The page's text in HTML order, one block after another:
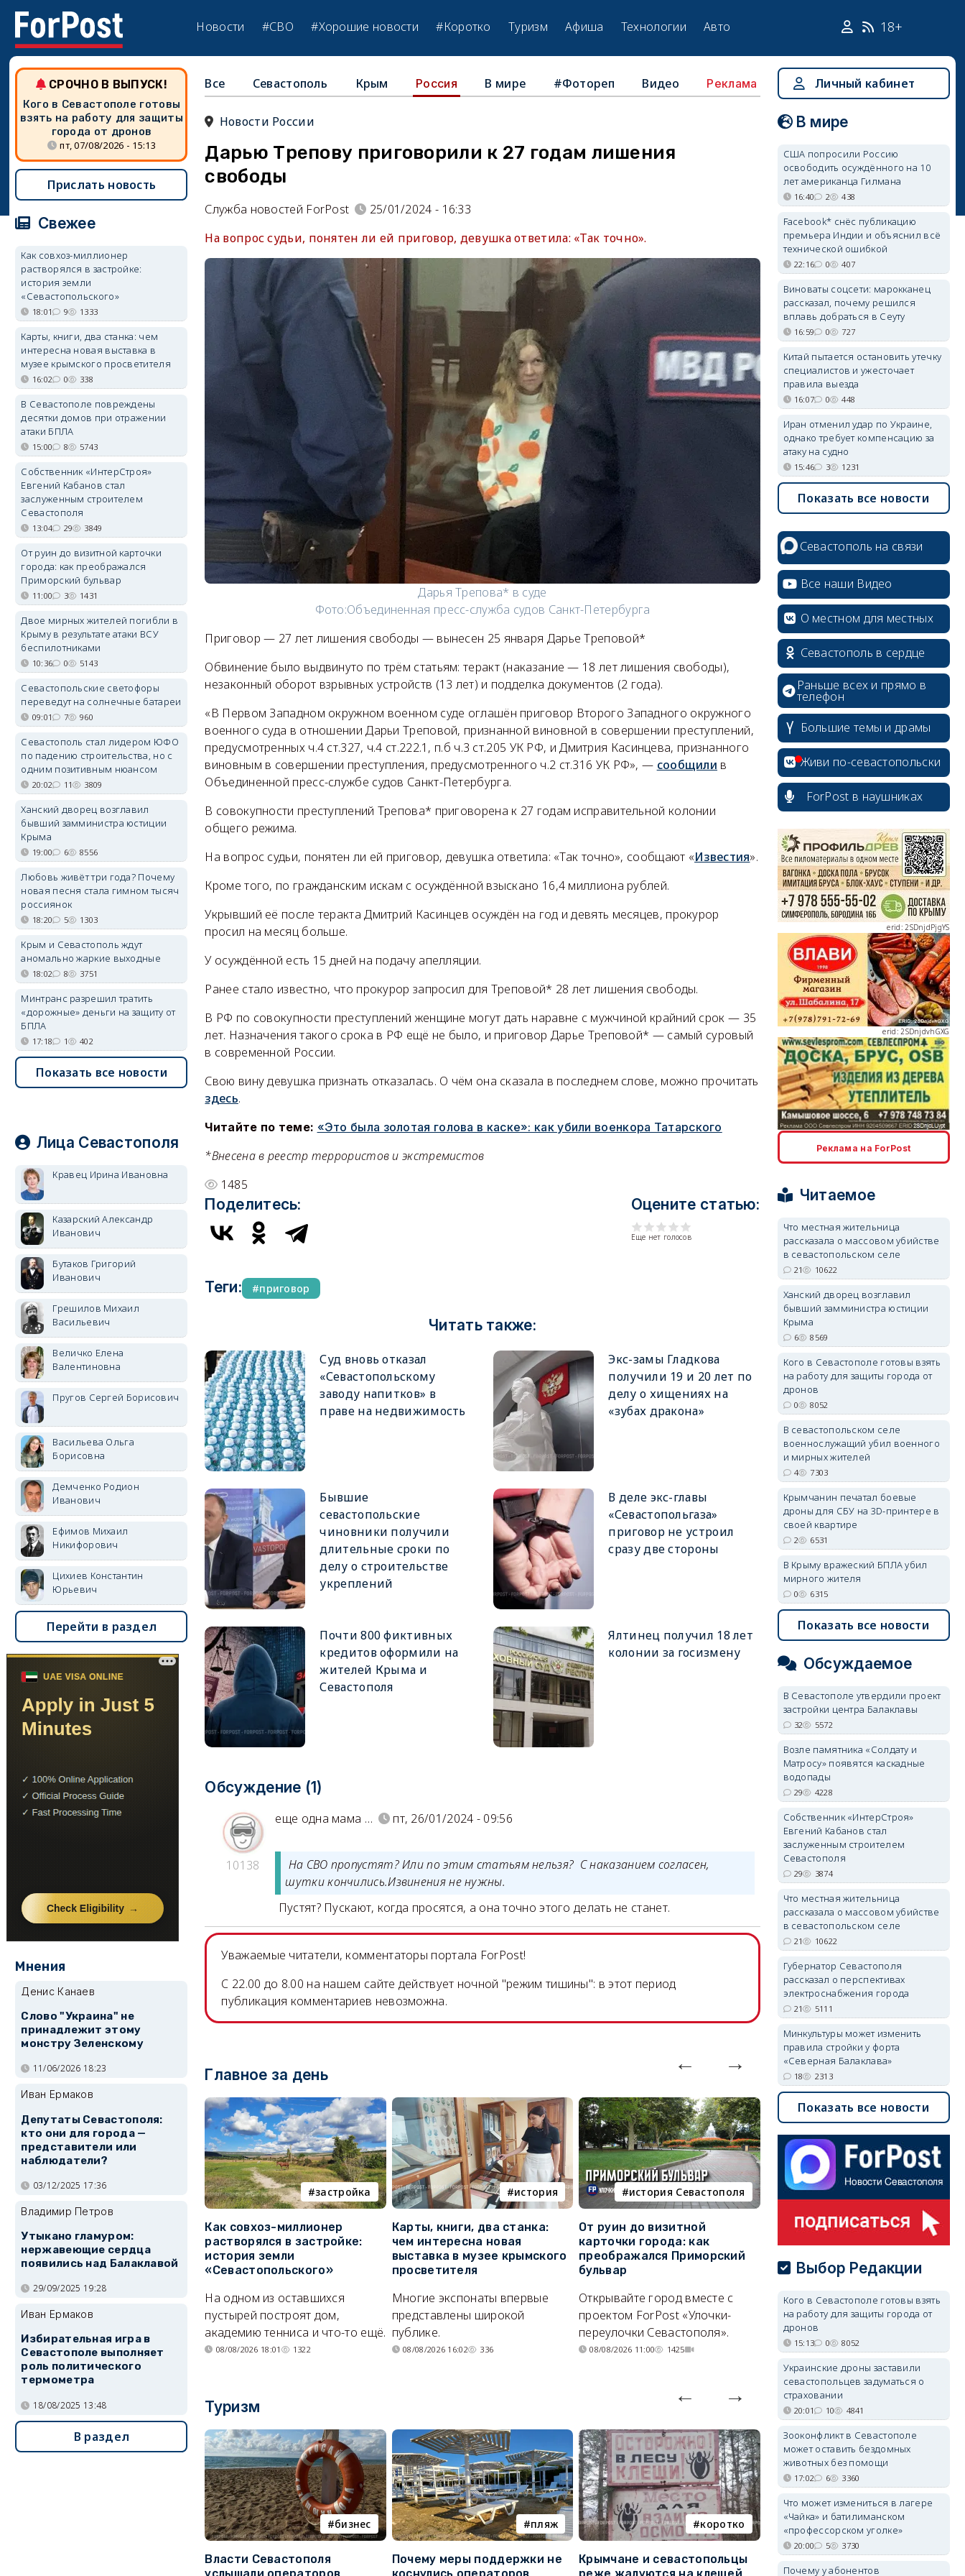
Новости #СВО #Хорошие новости #Коротко Туризм Афиша Технологии Авто 18+
Все Севастополь Крым Россия В мире #Фотореп Видео Реклама
Новости России
Дарью Трепову приговорили к 27 годам лишения
свободы
Служба новостей ForPost
25/01/2024 - 16:33
На вопрос судьи, понятен ли ей приговор, девушка ответила: «Так точно».
Дарья Трепова* в суде
Фото:Объединенная пресс-служба судов Санкт-Петербурга
Приговор — 27 лет лишения свободы — вынесен 25 января Дарье Треповой*
Обвинение было выдвинуто по трём статьям: теракт (наказание — 18 лет лишения свободы),
незаконный оборот взрывных устройств (13 лет) и подделка документов (2 года).
«В Первом Западном окружном военном суде оглашён приговор Второго Западного окружного
военного суда в отношении Дарьи Треповой, признанной виновной в совершении преступлений,
предусмотренных ч.4 ст.327, ч.4 ст.222.1, п.б ч.3 ст.205 УК РФ, и Дмитрия Касинцева, признанного
виновным в совершении преступления, предусмотренного ч.2 ст.316 УК РФ», — сообщили в
Объединенной пресс-службе судов Санкт-Петербурга.
В совокупности преступлений Трепова* приговорена к 27 годам исправительной колонии
общего режима.
На вопрос судьи, понятен ли ей приговор, девушка ответила: «Так точно», сообщают «Известия».
Кроме того, по гражданским искам с осуждённой взыскано 16,4 миллиона рублей.
Укрывший её после теракта Дмитрий Касинцев осуждён на год и девять месяцев, прокурор
просил на месяц больше.
У осуждённой есть 15 дней на подачу апелляции.
Ранее стало известно, что прокурор запросил для Треповой* 28 лет лишения свободы.
В РФ по совокупности преступлений женщине могут дать наравне с мужчиной крайний срок — 35
лет. Назначения такого срока в РФ ещё не было, и приговор Дарье Треповой* — самый суровый
в современной России.
Свою вину девушка признать отказалась. О чём она сказала в последнем слове, можно прочитать
здесь.
Читайте по теме: «Это была золотая голова в каске»: как убили военкора Татарского
*Внесена в реестр террористов и экстремистов
1485
Поделитесь: Оцените статью:
Еще нет голосов
Теги: приговор
Читать также:
Суд вновь отказал
«Севастопольскому
заводу напитков» в
праве на недвижимость
Экс-замы Гладкова
получили 19 и 20 лет по
делу о хищениях на
«зубах дракона»
Бывшие
севастопольские
чиновники получили
длительные сроки по
делу о строительстве
укреплений
В деле экс-главы
«Севастопольгаза»
приговор не устроил
сразу две стороны
Почти 800 фиктивных
кредитов оформили на
жителей Крыма и
Севастополя
Ялтинец получил 18 лет
колонии за госизмену
Обсуждение (1)
10138
еще одна мама … пт, 26/01/2024 - 09:56
На СВО пропустят? Или по этим статьям нельзя? С наказанием согласен,
шутки кончились.Извинения не нужны.
Пустят? Пускают, когда просятся, а она точно этого делать не станет.
Уважаемые читатели, комментаторы портала ForPost!
C 22.00 до 8.00 на нашем сайте действует ночной "режим тишины": в этот период
публикация комментариев невозможна.
Главное за день
застройка
Как совхоз-миллионер
растворялся в застройке:
история земли
«Севастопольского»
На одном из оставшихся
пустырей построят дом,
академию тенниса и что-то ещё.
08/08/2026 18:01 1322
история
Карты, книги, два станка:
чем интересна новая
выставка в музее крымского
просветителя
Многие экспонаты впервые
представлены широкой
публике.
08/08/2026 16:02 336
история Севастополя
От руин до визитной
карточки города: как
преображался Приморский
бульвар
Открывайте город вместе с
проектом ForPost «Улочки-
переулочки Севастополя».
08/08/2026 11:00 1425
Севастополь стал лидером
позитивным нюансом
Кризис ударил по регионам
совершенно по-разному.
07/08/2026 20:02
Туризм
бизнес
Власти Севастополя
пляж
Почему меры поддержки не
коротко
Крымчане и севастопольцы
Балаклава
В Севастополе утвердили
СРОЧНО В ВЫПУСК!
Кого в Севастополе готовы
взять на работу для защиты
города от дронов
пт, 07/08/2026 - 15:13
Прислать новость
Свежее
Как совхоз-миллионер
растворялся в застройке:
история земли
«Севастопольского»
18:01 9 1333
Карты, книги, два станка: чем
интересна новая выставка в
музее крымского просветителя
16:02 0 338
В Севастополе повреждены
десятки домов при отражении
атаки БПЛА
15:00 8 5743
Собственник «ИнтерСтроя»
Евгений Кабанов стал
заслуженным строителем
Севастополя
13:04 29 3849
От руин до визитной карточки
города: как преображался
Приморский бульвар
11:00 3 1431
Двое мирных жителей погибли в
Крыму в результате атаки ВСУ
беспилотниками
10:36 0 5143
Севастопольские светофоры
переведут на солнечные батареи
09:01 7 960
Севастополь стал лидером ЮФО
по падению строительства, но с
одним позитивным нюансом
20:02 11 3809
Ханский дворец возглавил
бывший замминистра юстиции
Крыма
19:00 6 8556
Любовь живёт три года? Почему
новая песня стала гимном тысяч
россиянок
18:20 5 1303
Крым и Севастополь ждут
аномально жаркие выходные
18:02 8 3751
Минтранс разрешил тратить
«дорожные» деньги на защиту от
БПЛА
17:18 1 402
Показать все новости
Лица Севастополя
Кравец Ирина Ивановна
Казарский Александр
Иванович
Бутаков Григорий
Иванович
Грешилов Михаил
Васильевич
Величко Елена
Валентиновна
Пругов Сергей Борисович
Васильева Ольга
Борисовна
Демченко Родион
Иванович
Ефимов Михаил
Никифорович
Цихиев Константин
Юрьевич
Перейти в раздел
Мнения
Денис Канаев
Слово "Украина" не
принадлежит этому
монстру Зеленскому
11/06/2026 18:23
Иван Ермаков
Депутаты Севастополя:
кто они для города —
представители или
наблюдатели?
03/12/2025 17:36
Владимир Петров
Утыкано гламуром:
нержавеющие сердца
появились над Балаклавой
29/09/2025 19:28
Иван Ермаков
Избирательная игра в
Севастополе выполняет
роль политического
термометра
18/08/2025 13:48
В раздел
Личный кабинет
В мире
США попросили Россию
освободить осуждённого на 10
лет американца Гилмана
16:40 2 438
Facebook* снёс публикацию
премьера Индии и объяснил всё
технической ошибкой
22:16 0 407
Виноваты соцсети: марокканец
рассказал, почему решился
вплавь добраться в Сеуту
16:59 0 727
Китай пытается остановить утечку
специалистов и ужесточает
правила выезда
16:07 0 448
Иран отменил удар по Украине,
однако требует компенсацию за
атаку на судно
15:46 3 1231
Показать все новости
Севастополь на связи
Все наши Видео
О местном для местных
Севастополь в сердце
Раньше всех и прямо в
телефон
Большие темы и драмы
Живи по-севастопольски
ForPost в наушниках
erid: 2SDnjdPjgYS
erid: 2SDnjdvhGXG
erid: 2SDnjcLUypt
erid: 2SDnjcrDNw6
erid: 2SDnjdPjgYS
erid: 2SDnjdvhGXG
Реклама на ForPost
Читаемое
Что местная жительница
рассказала о массовом убийстве
в севастопольском селе
21 10622
Ханский дворец возглавил
бывший замминистра юстиции
Крыма
6 8569
Кого в Севастополе готовы взять
на работу для защиты города от
дронов
0 8052
В севастопольском селе
военнослужащий убил военного
и мирных жителей
4 7303
Крымчанин печатал боевые
дроны для СБУ на 3D-принтере в
своей квартире
2 6531
В Крыму вражеский БПЛА убил
мирного жителя
0 6315
Показать все новости
Обсуждаемое
В Севастополе утвердили проект
застройки центра Балаклавы
32 5572
Возле памятника «Солдату и
Матросу» появятся каскадные
водопады
29 4228
Собственник «ИнтерСтроя»
Евгений Кабанов стал
заслуженным строителем
Севастополя
29 3874
Что местная жительница
рассказала о массовом убийстве
в севастопольском селе
21 10622
Губернатор Севастополя
рассказал о перспективах
электроснабжения города
21 5111
Минкультуры может изменить
правила стройки у форта
«Северная Балаклава»
18 2313
Показать все новости
Выбор Редакции
Кого в Севастополе готовы взять
на работу для защиты города от
дронов
15:13 0 8052
Украинские дроны заставили
севастопольцев задуматься о
страховании
20:01 10 4841
Зооконфликт в Севастополе
может оставить бездомных
животных без помощи
17:02 6 3360
Что может измениться в лагере
«Чайка» и батилиманском
«профессорском уголке»
20:00 5 3730
Почему у абонентов